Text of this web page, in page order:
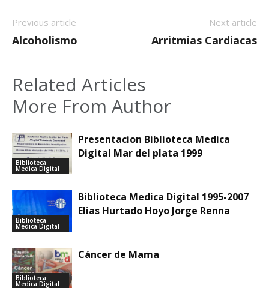
Previous article
Alcoholismo
Next article
Arritmias Cardiacas
Related Articles
More From Author
Biblioteca
Medica Digital
Presentacion Biblioteca Medica
Digital Mar del plata 1999
Biblioteca
Medica Digital
Biblioteca Medica Digital 1995-2007
Elias Hurtado Hoyo Jorge Renna
Biblioteca
Medica Digital
Cáncer de Mama